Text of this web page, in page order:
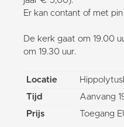
Er kan contant of met
De kerk gaat om 19.00
om 19.30 uur.
Locatie
Tijd
Aanvang
Prijs
Toegang